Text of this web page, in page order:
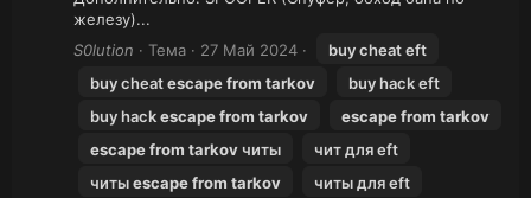
железу)...
S0lution
Тема 27 Май 2024
buy cheat eft
buy cheatescapefrom tarkov
buy hack eft
buy hackescapefrom tarkov escapefrom tarkov
escapefrom tarkovчиты
чит для eft
читыescapefrom tarkov
читы для eft